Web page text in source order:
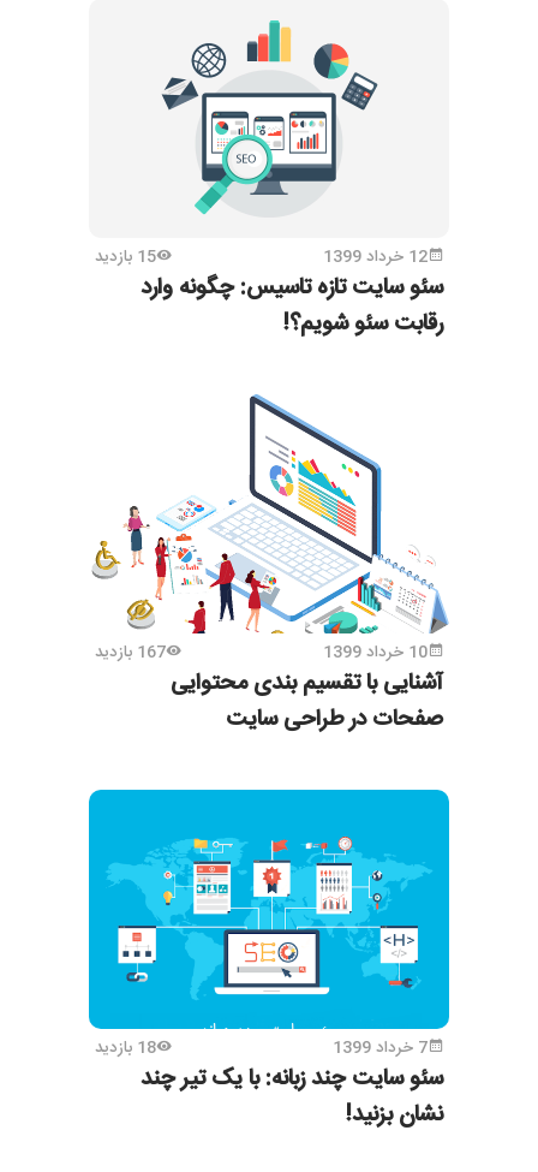
12 خرداد 1399 15 بازدید
سئو سایت تازه تاسیس: چگونه وارد
رقابت سئو شویم؟!
10 خرداد 1399 167 بازدید
آشنایی با تقسیم بندی محتوایی
صفحات در طراحی سایت
7 خرداد 1399 18 بازدید
سئو سایت چند زبانه: با یک تیر چند
نشان بزنید!